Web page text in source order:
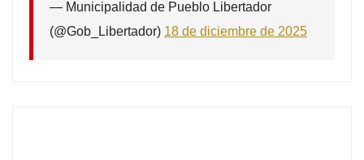
— Municipalidad de Pueblo Libertador
(@Gob_Libertador) 18 de diciembre de 2025